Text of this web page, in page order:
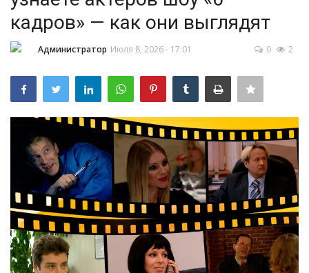
ПРИЁМНАЯ КАМПАНИЯ 2026
Южно-Уральский
государственный технический
колледж
Проекты
Приложение на телефон
НОВОСТИ КОЛЛЕДЖ TV
КОЛЛЕДЖ ДЕНЬ ЗА ДНЕМ
кадров» — как они выглядят
Администратор Июля 8, 2026 - 17:01 0 2